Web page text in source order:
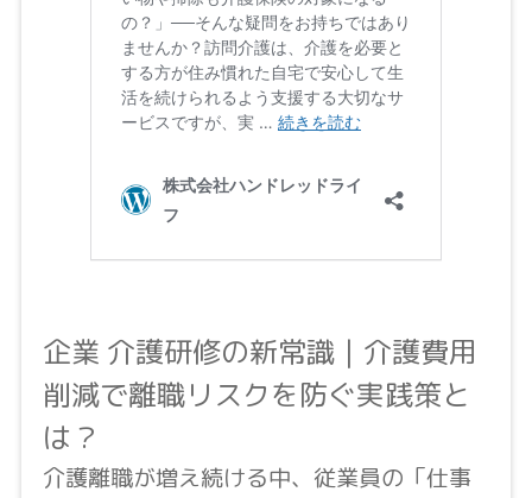
企業 介護研修の新常識｜介護費用
削減で離職リスクを防ぐ実践策と
は？
介護離職が増え続ける中、従業員の「仕事